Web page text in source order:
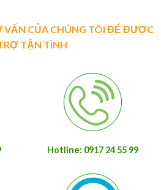
VẤN CỦA CHÚNG TÔI ĐỂ ĐƯỢC
TẬN TÌNH
Hotline: 0917 24 55 99